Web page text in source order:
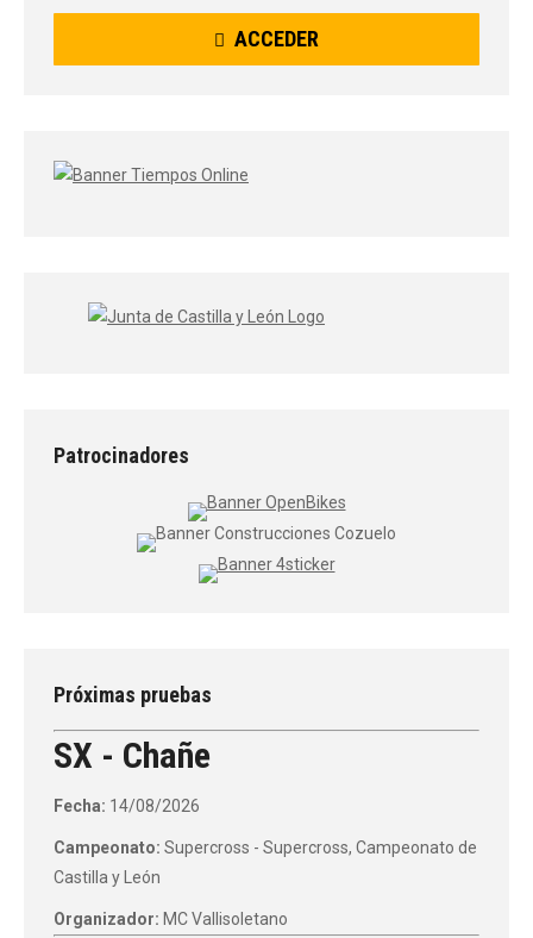
ACCEDER
Patrocinadores
Próximas pruebas
SX - Chañe
Fecha: 14/08/2026
Campeonato: Supercross - Supercross, Campeonato de
Castilla y León
Organizador: MC Vallisoletano